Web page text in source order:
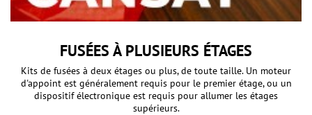
FUSÉES À PLUSIEURS ÉTAGES
Kits de fusées à deux étages ou plus, de toute taille. Un moteur
d'appoint est généralement requis pour le premier étage, ou un
dispositif électronique est requis pour allumer les étages
supérieurs.